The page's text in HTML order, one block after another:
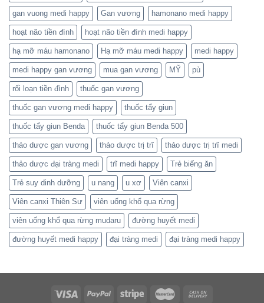
gan vuong medi happy Gan vương hamonano medi happy
hoạt não tiền đình hoạt não tiền đình medi happy
hạ mỡ máu hamonano Hạ mỡ máu medi happy medi happy
medi happy gan vương mua gan vương MỸ pù
rối loạn tiền đình thuốc gan vương
thuốc gan vương medi happy thuốc tẩy giun
thuốc tẩy giun Benda thuốc tẩy giun Benda 500
thảo dược gan vương thảo dược trị trĩ thảo dược trị trĩ medi
thảo dược đại tràng medi trĩ medi happy Trẻ biếng ăn
Trẻ suy dinh dưỡng u nang u xơ Viên canxi
Viên canxi Thiên Sư viên uống khổ qua rừng
viên uống khổ qua rừng mudaru đường huyết medi
đường huyết medi happy đại tràng medi đại tràng medi happy